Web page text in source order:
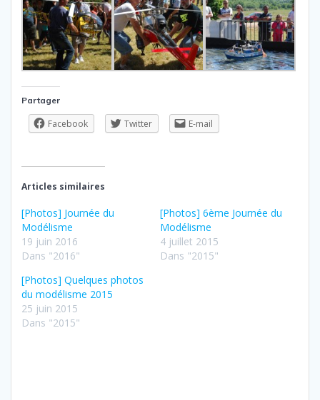
Partager
Facebook Twitter E-mail
Articles similaires
[Photos] Journée du
Modélisme
19 juin 2016
Dans "2016"
[Photos] 6ème Journée du
Modélisme
4 juillet 2015
Dans "2015"
[Photos] Quelques photos
du modélisme 2015
25 juin 2015
Dans "2015"